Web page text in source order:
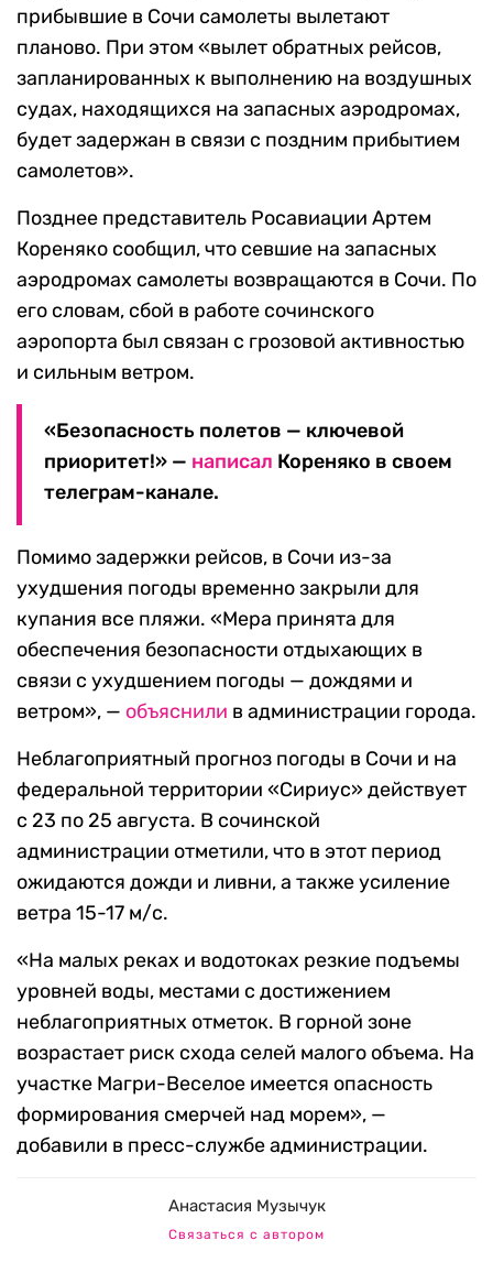
прибывшие в Сочи самолеты вылетают
планово. При этом «вылет обратных рейсов,
запланированных к выполнению на воздушных
судах, находящихся на запасных аэродромах,
будет задержан в связи с поздним прибытием
самолетов».
Позднее представитель Росавиации Артем
Кореняко сообщил, что севшие на запасных
аэродромах самолеты возвращаются в Сочи. По
его словам, сбой в работе сочинского
аэропорта был связан с грозовой активностью
и сильным ветром.
«Безопасность полетов — ключевой
приоритет!» — написал Кореняко в своем
телеграм-канале.
Помимо задержки рейсов, в Сочи из-за
ухудшения погоды временно закрыли для
купания все пляжи. «Мера принята для
обеспечения безопасности отдыхающих в
связи с ухудшением погоды — дождями и
ветром», — объяснили в администрации города.
Неблагоприятный прогноз погоды в Сочи и на
федеральной территории «Сириус» действует
с 23 по 25 августа. В сочинской
администрации отметили, что в этот период
ожидаются дожди и ливни, а также усиление
ветра 15-17 м/с.
«На малых реках и водотоках резкие подъемы
уровней воды, местами с достижением
неблагоприятных отметок. В горной зоне
возрастает риск схода селей малого объема. На
участке Магри-Веселое имеется опасность
формирования смерчей над морем», —
добавили в пресс-службе администрации.
Анастасия Музычук
Связаться с автором